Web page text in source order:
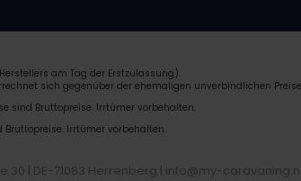
am Tag der Erstzulassung).
sich gegenüber der ehemaligen unverbindlichen
sind Bruttopreise. Irrtümer vorbehalten.
Irrtümer vorbehalten.
| DE-71083 Herrenberg | info@my-